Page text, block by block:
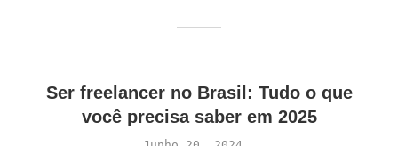
Ser freelancer no Brasil: Tudo o que
você precisa saber em 2025